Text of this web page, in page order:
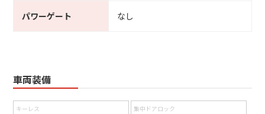
パワーゲート なし
車両装備
キーレス
集中ドアロック